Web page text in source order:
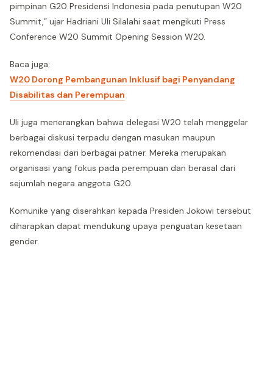
pimpinan G20 Presidensi Indonesia pada penutupan W20
Summit,” ujar Hadriani Uli Silalahi saat mengikuti Press
Conference W20 Summit Opening Session W20.
Baca juga:
W20 Dorong Pembangunan Inklusif bagi Penyandang
Disabilitas dan Perempuan
Uli juga menerangkan bahwa delegasi W20 telah menggelar
berbagai diskusi terpadu dengan masukan maupun
rekomendasi dari berbagai patner. Mereka merupakan
organisasi yang fokus pada perempuan dan berasal dari
sejumlah negara anggota G20.
Komunike yang diserahkan kepada Presiden Jokowi tersebut
diharapkan dapat mendukung upaya penguatan kesetaan
gender.